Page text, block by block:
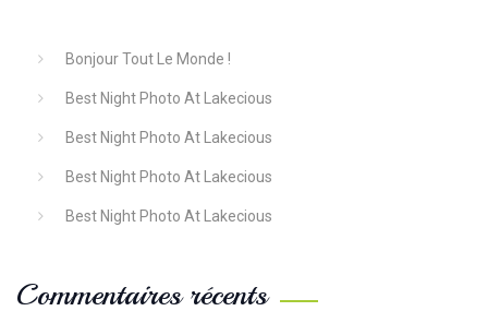
Bonjour Tout Le Monde !
Best Night Photo At Lakecious
Best Night Photo At Lakecious
Best Night Photo At Lakecious
Best Night Photo At Lakecious
Commentaires récents